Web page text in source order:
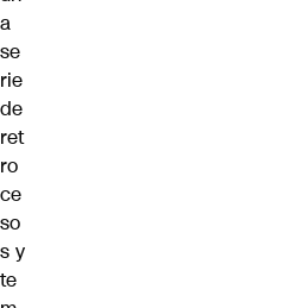
a
se
rie
de
ret
ro
ce
so
s y
te